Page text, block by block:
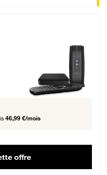
51,99 € par mois, Engagement 12 mois
46,99 €/mois
offre